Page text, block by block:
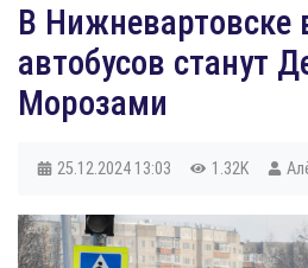
В Нижневартовске
автобусов станут
Морозами
25.12.2024 13:03 1.32K